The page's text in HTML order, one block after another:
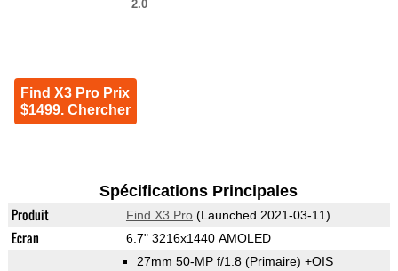
2.0
Find X3 Pro Prix
$1499. Chercher
Spécifications Principales
Produit Find X3 Pro(Launched 2021-03-11)
Ecran 6.7" 3216x1440 AMOLED
27mm 50-MP f/1.8 (Primaire) +OIS